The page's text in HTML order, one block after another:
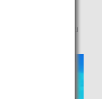
ตื่นเต้นให้กับลูกค้า
บนเครื่องที่ผู้คนทุกวัย